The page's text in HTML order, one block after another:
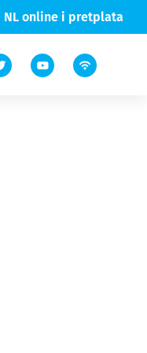
NL online i pretplata